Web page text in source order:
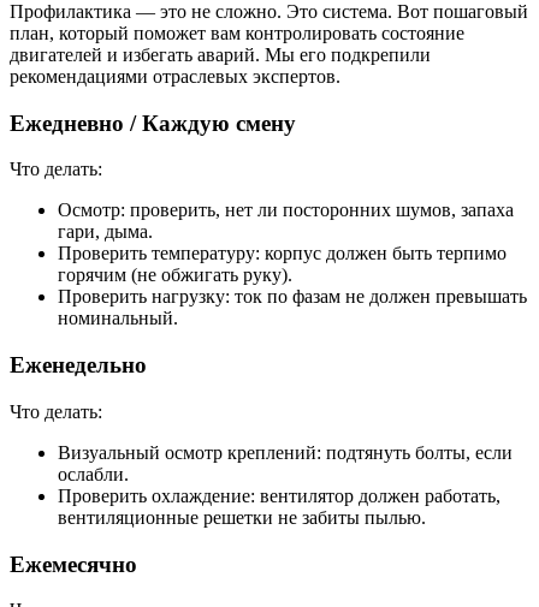
Профилактика — это не сложно. Это система. Вот пошаговый
план, который поможет вам контролировать состояние
двигателей и избегать аварий. Мы его подкрепили
рекомендациями отраслевых экспертов.
Ежедневно / Каждую смену
Что делать:
Осмотр: проверить, нет ли посторонних шумов, запаха
гари, дыма.
Проверить температуру: корпус должен быть терпимо
горячим (не обжигать руку).
Проверить нагрузку: ток по фазам не должен превышать
номинальный.
Еженедельно
Что делать:
Визуальный осмотр креплений: подтянуть болты, если
ослабли.
Проверить охлаждение: вентилятор должен работать,
вентиляционные решетки не забиты пылью.
Ежемесячно